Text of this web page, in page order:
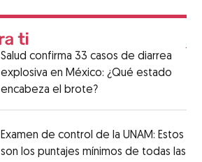
Salud confirma 33 casos de diarrea
explosiva en México: ¿Qué estado
encabeza el brote?
Examen de control de la UNAM: Estos
son los puntajes mínimos de todas las